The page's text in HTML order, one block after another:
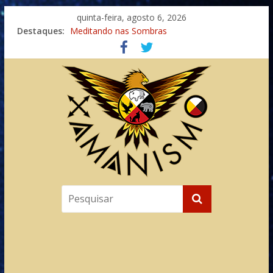
quinta-feira, agosto 6, 2026
Destaques: Meditando nas Sombras
Autosuficiência: A Jornada do Espírito Ancestral
Xamanismo Universal
Totens – Caminho Espiritual – Crescimento
Imaginação na Cura